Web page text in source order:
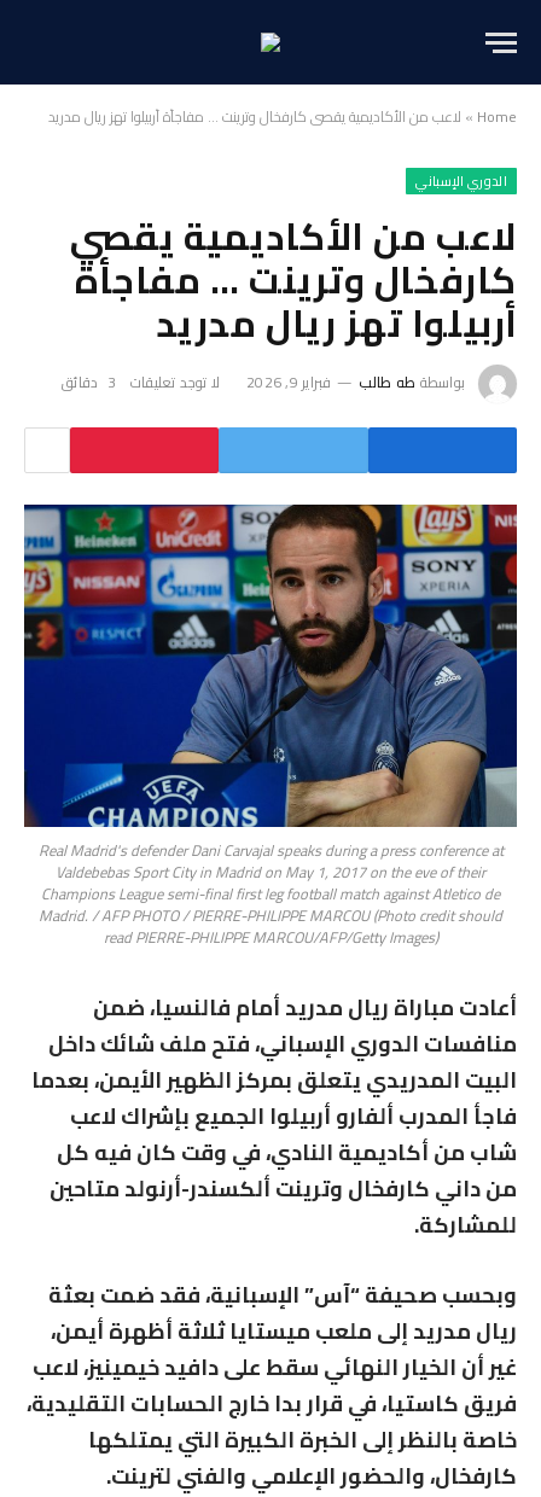
Home
» لاعب من الأكاديمية يقصي كارفخال وترينت … مفاجأة أربيلوا تهز ريال مدريد
الدوري الإسباني
لاعب من الأكاديمية يقصي
كارفخال وترينت … مفاجأة
أربيلوا تهز ريال مدريد
بواسطة طه طالب فبراير 9, 2026 لا توجد تعليقات 3 دقائق
Real Madrid's defender Dani Carvajal speaks during a press conference at
Valdebebas Sport City in Madrid on May 1, 2017 on the eve of their
Champions League semi-final first leg football match against Atletico de
Madrid. / AFP PHOTO / PIERRE-PHILIPPE MARCOU (Photo credit should
read PIERRE-PHILIPPE MARCOU/AFP/Getty Images)
أعادت مباراة ريال مدريد أمام فالنسيا، ضمن
منافسات الدوري الإسباني، فتح ملف شائك داخل
البيت المدريدي يتعلق بمركز الظهير الأيمن، بعدما
فاجأ المدرب ألفارو أربيلوا الجميع بإشراك لاعب
شاب من أكاديمية النادي، في وقت كان فيه كل
من داني كارفخال وترينت ألكسندر-أرنولد متاحين
للمشاركة.
وبحسب صحيفة “آس” الإسبانية، فقد ضمت بعثة
ريال مدريد إلى ملعب ميستايا ثلاثة أظهرة أيمن،
غير أن الخيار النهائي سقط على دافيد خيمينيز، لاعب
فريق كاستيا، في قرار بدا خارج الحسابات التقليدية،
خاصة بالنظر إلى الخبرة الكبيرة التي يمتلكها
كارفخال، والحضور الإعلامي والفني لترينت.